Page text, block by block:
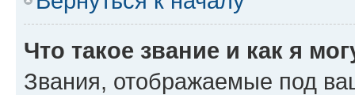
Что такое звание и как я
Звания, отображаемые под